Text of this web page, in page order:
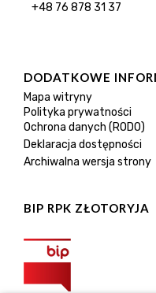
+48 76 878 31 37
DODATKOWE
Mapa witryny
Polityka prywatności
Ochrona danych (RODO)
Deklaracja dostępności
Archiwalna wersja strony
BIP RPK ZŁOTORYJA